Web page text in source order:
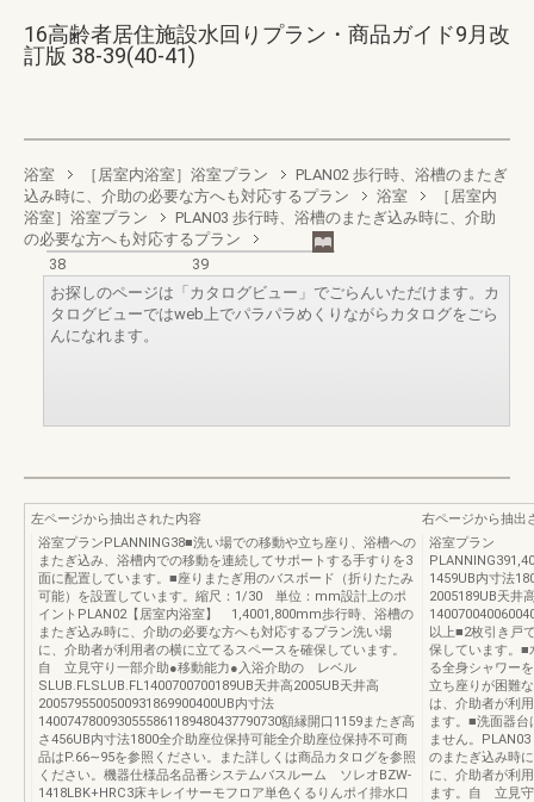
16高齢者居住施設水回りプラン・商品ガイド9月改
訂版 38-39(40-41)
浴室 ［居室内浴室］浴室プラン
PLAN02 歩行時、浴槽のまたぎ
込み時に、介助の必要な方へも対応するプラン
浴室
［居室内
浴室］浴室プラン
PLAN03 歩行時、浴槽のまたぎ込み時に、介助
の必要な方へも対応するプラン
38
39
お探しのページは「カタログビュー」でごらんいただけます。カ
タログビューではweb上でパラパラめくりながらカタログをごら
んになれます。
左ページから抽出された内容
浴室プランPLANNING38■洗い場での移動や立ち座り、浴槽への
またぎ込み、浴槽内での移動を連続してサポートする手すりを3
面に配置しています。■座りまたぎ用のバスボード（折りたたみ
可能）を設置しています。縮尺：1/30 単位：mm設計上のポ
イントPLAN02【居室内浴室】 1,4001,800mm歩行時、浴槽の
またぎ込み時に、介助の必要な方へも対応するプラン洗い場
に、介助者が利用者の横に立てるスペースを確保しています。
自 立見守り一部介助●移動能力●入浴介助の レベル
SLUB.FLSLUB.FL1400700700189UB天井高2005UB天井高
2005795500500931869900400UB内寸法
1400747800930555861189480437790730額縁開口1159またぎ高
さ456UB内寸法1800全介助座位保持可能全介助座位保持不可商
品はP.66∼95を参照ください。また詳しくは商品カタログを参照
ください。機器仕様品名品番システムバスルーム ソレオBZW-
1418LBK+HRC3床キレイサーモフロア単色くるりんポイ排水口
右ページから抽出
浴室プラン
1459UB内寸法
2005189UB天井
以上■2枚引き戸
保しています。■
る全身シャワー
立ち座りが困難
は、介助者が利
ます。■洗面器
ません。
のまたぎ込み時
に、介助者が利
ます。自 立見